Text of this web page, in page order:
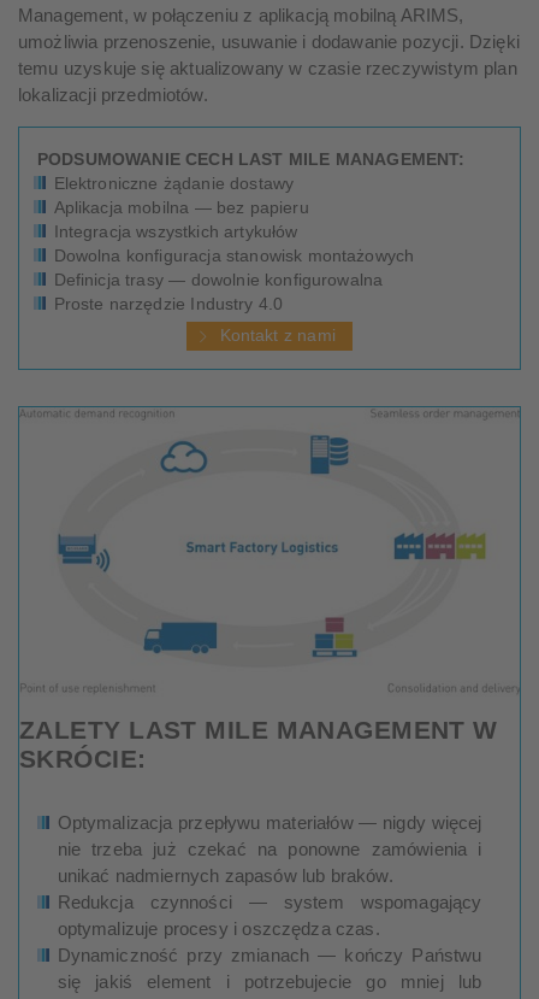
Management, w połączeniu z aplikacją mobilną ARIMS,
umożliwia przenoszenie, usuwanie i dodawanie pozycji. Dzięki
temu uzyskuje się aktualizowany w czasie rzeczywistym plan
lokalizacji przedmiotów.
PODSUMOWANIE CECH LAST MILE MANAGEMENT:
Elektroniczne żądanie dostawy
Aplikacja mobilna — bez papieru
Integracja wszystkich artykułów
Dowolna konfiguracja stanowisk montażowych
Definicja trasy — dowolnie konfigurowalna
Proste narzędzie Industry 4.0
Kontakt z nami
ZALETY LAST MILE MANAGEMENT W
SKRÓCIE:
Optymalizacja przepływu materiałów — nigdy więcej
nie trzeba już czekać na ponowne zamówienia i
unikać nadmiernych zapasów lub braków.
Redukcja czynności — system wspomagający
optymalizuje procesy i oszczędza czas.
Dynamiczność przy zmianach — kończy Państwu
się jakiś element i potrzebujecie go mniej lub